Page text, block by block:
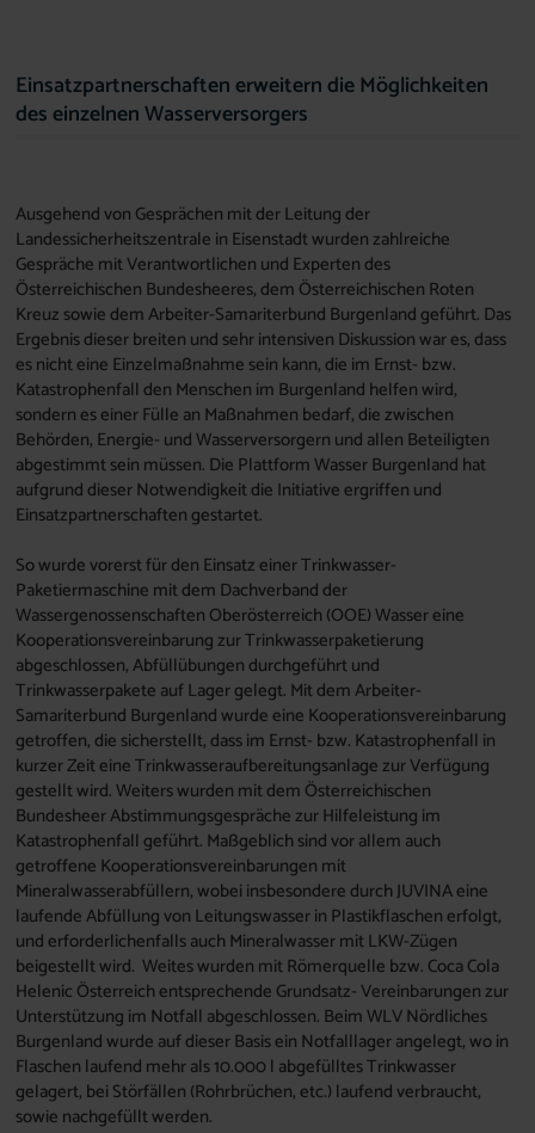
Einsatzpartnerschaften erweitern die Möglichkeiten
des einzelnen Wasserversorgers
Ausgehend von Gesprächen mit der Leitung der
Landessicherheitszentrale in Eisenstadt wurden zahlreiche
Gespräche mit Verantwortlichen und Experten des
Österreichischen Bundesheeres, dem Österreichischen Roten
Kreuz sowie dem Arbeiter-Samariterbund Burgenland geführt. Das
Ergebnis dieser breiten und sehr intensiven Diskussion war es, dass
es nicht eine Einzelmaßnahme sein kann, die im Ernst- bzw.
Katastrophenfall den Menschen im Burgenland helfen wird,
sondern es einer Fülle an Maßnahmen bedarf, die zwischen
Behörden, Energie- und Wasserversorgern und allen Beteiligten
abgestimmt sein müssen. Die Plattform Wasser Burgenland hat
aufgrund dieser Notwendigkeit die Initiative ergriffen und
Einsatzpartnerschaften gestartet.
So wurde vorerst für den Einsatz einer Trinkwasser-
Paketiermaschine mit dem Dachverband der
Wassergenossenschaften Oberösterreich (OOE) Wasser eine
Kooperationsvereinbarung zur Trinkwasserpaketierung
abgeschlossen, Abfüllübungen durchgeführt und
Trinkwasserpakete auf Lager gelegt. Mit dem Arbeiter-
Samariterbund Burgenland wurde eine Kooperationsvereinbarung
getroffen, die sicherstellt, dass im Ernst- bzw. Katastrophenfall in
kurzer Zeit eine Trinkwasseraufbereitungsanlage zur Verfügung
gestellt wird. Weiters wurden mit dem Österreichischen
Bundesheer Abstimmungsgespräche zur Hilfeleistung im
Katastrophenfall geführt. Maßgeblich sind vor allem auch
getroffene Kooperationsvereinbarungen mit
Mineralwasserabfüllern, wobei insbesondere durch JUVINA eine
laufende Abfüllung von Leitungswasser in Plastikflaschen erfolgt,
und erforderlichenfalls auch Mineralwasser mit LKW-Zügen
beigestellt wird. Weites wurden mit Römerquelle bzw. Coca Cola
Helenic Österreich entsprechende Grundsatz- Vereinbarungen zur
Unterstützung im Notfall abgeschlossen. Beim WLV Nördliches
Burgenland wurde auf dieser Basis ein Notfalllager angelegt, wo in
Flaschen laufend mehr als 10.000 l abgefülltes Trinkwasser
gelagert, bei Störfällen (Rohrbrüchen, etc.) laufend verbraucht,
sowie nachgefüllt werden.